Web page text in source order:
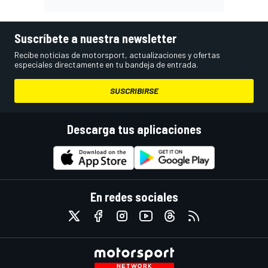
Suscríbete a nuestra newsletter
Recibe noticias de motorsport, actualizaciones y ofertas
especiales directamente en tu bandeja de entrada.
SUSCRIBIRSE
Descarga tus aplicaciones
En redes sociales